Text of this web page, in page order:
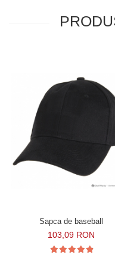
Sapca de baseball
103,09 RON